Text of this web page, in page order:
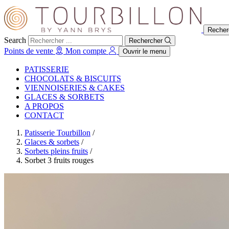
Search Rechercher
Points de vente Mon compte Ouvrir le menu
PATISSERIE
CHOCOLATS & BISCUITS
VIENNOISERIES & CAKES
GLACES & SORBETS
A PROPOS
CONTACT
Patisserie Tourbillon /
Glaces & sorbets /
Sorbets pleins fruits /
Sorbet 3 fruits rouges